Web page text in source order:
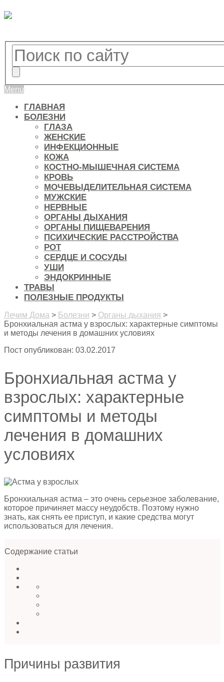
Menu
ГЛАВНАЯ
БОЛЕЗНИ
ГЛАЗА
ЖЕНСКИЕ
ИНФЕКЦИОННЫЕ
КОЖА
КОСТНО-МЫШЕЧНАЯ СИСТЕМА
КРОВЬ
МОЧЕВЫДЕЛИТЕЛЬНАЯ СИСТЕМА
МУЖСКИЕ
НЕРВНЫЕ
ОРГАНЫ ДЫХАНИЯ
ОРГАНЫ ПИЩЕВАРЕНИЯ
ПСИХИЧЕСКИЕ РАССТРОЙСТВА
РОТ
СЕРДЦЕ И СОСУДЫ
УШИ
ЭНДОКРИННЫЕ
ТРАВЫ
ПОЛЕЗНЫЕ ПРОДУКТЫ
Лечим Дома > Болезни > Органы дыхания >
Бронхиальная астма у взрослых: характерные симптомы
и методы лечения в домашних условиях
Пост опубликован: 03.02.2017
Бронхиальная астма у
взрослых: характерные
симптомы и методы
лечения в домашних
условиях
Бронхиальная астма – это очень серьезное заболевание,
которое причиняет массу неудобств. Поэтому нужно
знать, как снять ее приступ, и какие средства могут
использоваться для лечения.
Содержание статьи
Причины развития